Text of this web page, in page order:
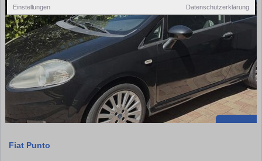
Einstellungen Datenschutzerklärung
Fiat Punto